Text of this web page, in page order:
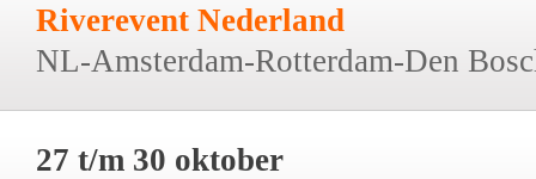
Riverevent Nederland
NL-Amsterdam-Rotterdam-Den
27 t/m 30 oktober